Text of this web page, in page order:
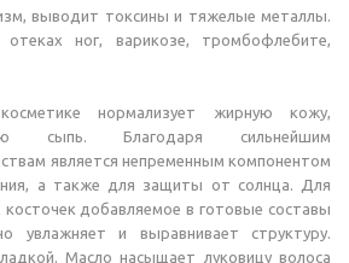
выводит токсины и тяжелые металлы.
ног, варикозе, тромбофлебите,
нормализует жирную кожу,
сыпь. Благодаря сильнейшим
является непременным компонентом
а также для защиты от солнца. Для
добавляемое в готовые составы
увлажняет и выравнивает структуру.
Масло насыщает луковицу волоса